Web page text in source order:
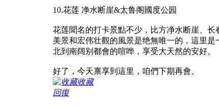
10.花莲 净水断崖&太鲁阁國度公园
花莲聞名的打卡景點不少，比方净水断崖、
美景和宏伟壮觀的風景是绝無唯一的，這里
北到南阔别都會的喧哗，享受大天然的安好。
好了，今天禀享到這里，咱們下期再會。
收藏
回復